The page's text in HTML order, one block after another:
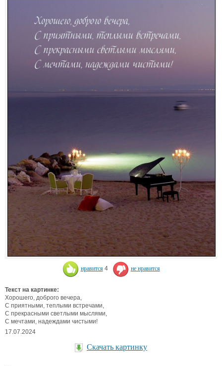
нравится 4 не нравится
Текст на картинке:
Хорошего, доброго вечера,
С приятными, теплыми встречами,
С прекрасными светлыми мыслями,
С мечтами, надеждами чистыми!
17.07.2024
Скачать картинку